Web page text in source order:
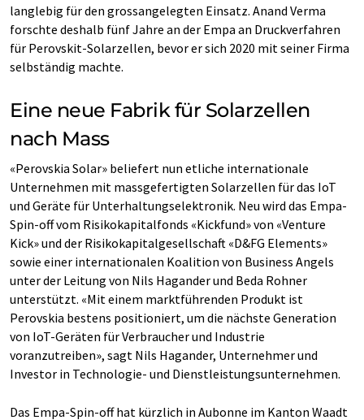
langlebig für den grossangelegten Einsatz. Anand Verma
forschte deshalb fünf Jahre an der Empa an Druckverfahren
für Perovskit-Solarzellen, bevor er sich 2020 mit seiner Firma
selbständig machte.
Eine neue Fabrik für Solarzellen
nach Mass
«Perovskia Solar» beliefert nun etliche internationale
Unternehmen mit massgefertigten Solarzellen für das IoT
und Geräte für Unterhaltungselektronik. Neu wird das Empa-
Spin-off vom Risikokapitalfonds «Kickfund» von «Venture
Kick» und der Risikokapitalgesellschaft «D&FG Elements»
sowie einer internationalen Koalition von Business Angels
unter der Leitung von Nils Hagander und Beda Rohner
unterstützt. «Mit einem marktführenden Produkt ist
Perovskia bestens positioniert, um die nächste Generation
von IoT-Geräten für Verbraucher und Industrie
voranzutreiben», sagt Nils Hagander, Unternehmer und
Investor in Technologie- und Dienstleistungsunternehmen.
Das Empa-Spin-off hat kürzlich in Aubonne im Kanton Waadt